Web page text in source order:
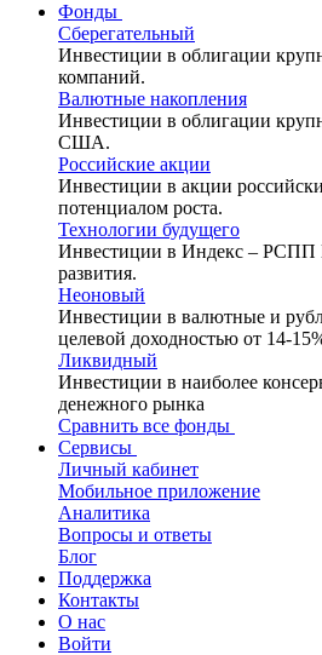
Фонды
Сберегательный
Инвестиции в облигации
компаний.
Валютные накопления
Инвестиции в облигации
США.
Российские акции
Инвестиции в акции
потенциалом роста.
Технологии будущего
Инвестиции в Индекс – РСПП
развития.
Неоновый
Инвестиции в валютные и
целевой доходностью от 14-
Ликвидный
Инвестиции в наиболее
денежного рынка
Сравнить все фонды
Сервисы
Личный кабинет
Мобильное приложение
Аналитика
Вопросы и ответы
Блог
Поддержка
Контакты
О нас
Войти